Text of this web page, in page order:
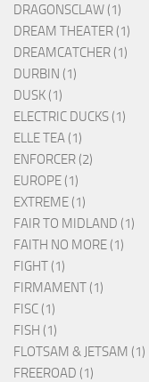
DRAGONSCLAW (1)
DREAM THEATER (1)
DREAMCATCHER (1)
DURBIN (1)
DUSK (1)
ELECTRIC DUCKS (1)
ELLE TEA (1)
ENFORCER (2)
EUROPE (1)
EXTREME (1)
FAIR TO MIDLAND (1)
FAITH NO MORE (1)
FIGHT (1)
FIRMAMENT (1)
FISC (1)
FISH (1)
FLOTSAM & JETSAM (1)
FREEROAD (1)